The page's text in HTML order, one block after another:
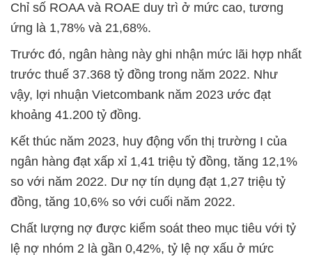
Chỉ số ROAA và ROAE duy trì ở mức cao, tương
ứng là 1,78% và 21,68%.
Trước đó, ngân hàng này ghi nhận mức lãi hợp nhất
trước thuế 37.368 tỷ đồng trong năm 2022. Như
vậy, lợi nhuận Vietcombank năm 2023 ước đạt
khoảng 41.200 tỷ đồng.
Kết thúc năm 2023, huy động vốn thị trường I của
ngân hàng đạt xấp xỉ 1,41 triệu tỷ đồng, tăng 12,1%
so với năm 2022. Dư nợ tín dụng đạt 1,27 triệu tỷ
đồng, tăng 10,6% so với cuối năm 2022.
Chất lượng nợ được kiểm soát theo mục tiêu với tỷ
lệ nợ nhóm 2 là gần 0,42%, tỷ lệ nợ xấu ở mức